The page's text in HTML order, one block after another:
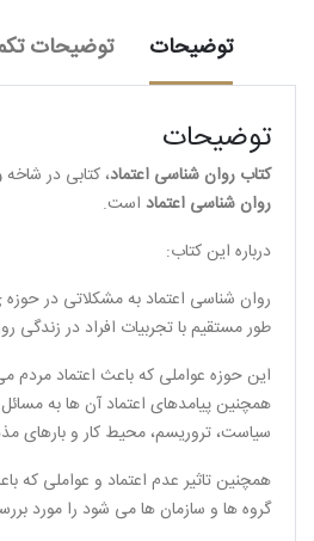
توضیحات توضیحات
توضیحات
کتاب روان شناسی اعتماد، کتابی در شاخه
روان شناسی اعتماد است.
درباره این کتاب:
روان شناسی اعتماد به مشکلاتی در حوزه
طور مستقیم با تجربیات افراد در زندگی
این حوزه عواملی که باعث اعتماد مردم
همچنین پیامدهای اعتماد آن ها به
سیاست، تروریسم، محیط کار و بارهای
همچنین تاثیر عدم اعتماد و عواملی که
گروه ها و سازمان ها می شود را مورد